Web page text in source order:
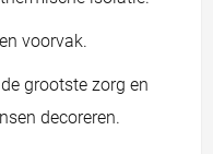
voorvak.
grootste zorg en
decoreren.